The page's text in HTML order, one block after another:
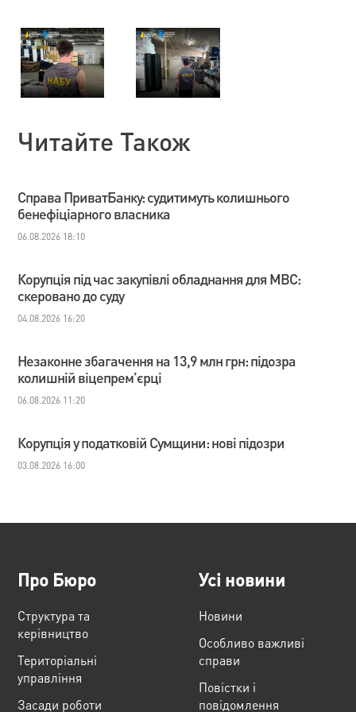
Читайте Також
Справа ПриватБанку: судитимуть колишнього
бенефіціарного власника
06.08.2026 18:10
Корупція під час закупівлі обладнання для МВС:
скеровано до суду
04.08.2026 16:20
Незаконне збагачення на 13,9 млн грн: підозра
колишній віцепрем’єрці
06.08.2026 11:20
Корупція у податковій Сумщини: нові підозри
03.08.2026 16:00
Про Бюро
Структура та
керівництво
Територіальні
управління
Засади роботи
Усі новини
Новини
Особливо важливі
справи
Повістки і
повідомлення